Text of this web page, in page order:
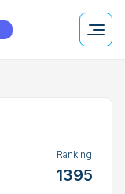
Ranking
1395